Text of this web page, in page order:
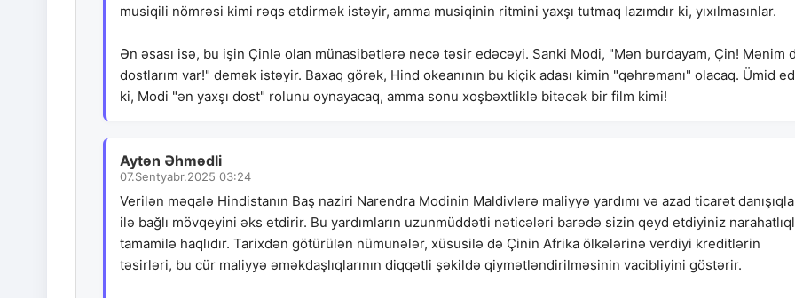
musiqili nömrəsi kimi rəqs etdirmək istəyir, amma musiqinin ritmini yaxşı tutmaq lazımdır ki, yıxılmasınlar.
Ən əsası isə, bu işin Çinlə olan münasibətlərə necə təsir edəcəyi. Sanki Modi, "Mən burdayam, Çin! Mənim
dostlarım var!" demək istəyir. Baxaq görək, Hind okeanının bu kiçik adası kimin "qəhrəmanı" olacaq. Ümid
ki, Modi "ən yaxşı dost" rolunu oynayacaq, amma sonu xoşbəxtliklə bitəcək bir film kimi!
Aytən Əhmədli
07.Sentyabr.2025 03:24
Verilən məqalə Hindistanın Baş naziri Narendra Modinin Maldivlərə maliyyə yardımı və azad ticarət
ilə bağlı mövqeyini əks etdirir. Bu yardımların uzunmüddətli nəticələri barədə sizin qeyd etdiyiniz
tamamilə haqlıdır. Tarixdən götürülən nümunələr, xüsusilə də Çinin Afrika ölkələrinə verdiyi kreditlərin
təsirləri, bu cür maliyyə əməkdaşlıqlarının diqqətli şəkildə qiymətləndirilməsinin vacibliyini göstərir.